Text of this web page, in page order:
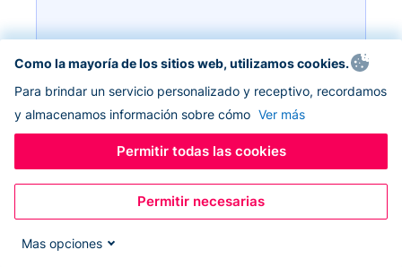
Como la mayoría de los sitios web, utilizamos cookies.
Para brindar un servicio personalizado y receptivo, recordamos
y almacenamos información sobre cómo Ver más
Permitir todas las cookies
Permitir necesarias
Mas opciones